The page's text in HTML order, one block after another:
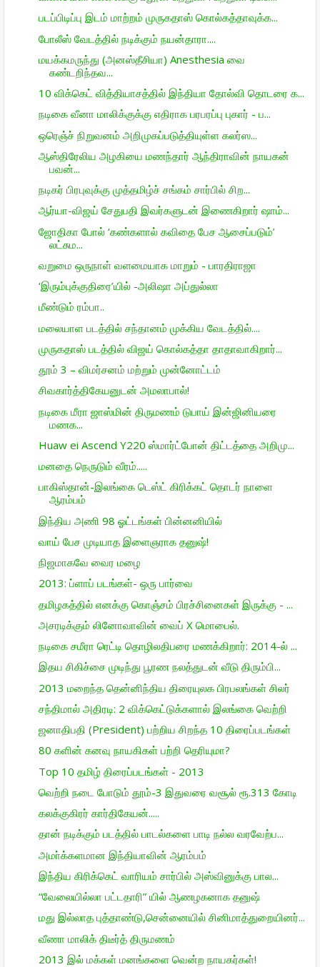
படப்பிடிப்பு இடம் மாற்றம் முருகதாஸ் கொல்கத்தாவுக்க...
போலீஸ் வேடத்தில் நடிக்கும் நயன்தாரா....
மயக்கமருந்து (அனஸ்தீசியா) Anesthesia வை
கண்டறிந்தவ...
10 விக்கெட் வித்தியாசத்தில் இந்தியா தோல்வி தொடரை க...
நடிகை வீனா மாலிக்குக்கு எதிராக பரபரப்பு புகார் - ப...
ஒரெஞ்ச் நிறு­வனம் அறி­மு­கப்­ப­டுத்­தி­யுள்ள கலர்ஸ...
ஆஸ்திரேலிய அழகியை மணந்தார் ஆந்திராவின் நாயகன்
பவன்...
நடிகர் பிரபுவுக்கு முத்தமிழ்ச் சங்கம் சார்பில் சிற...
ஆர்யா-விஜய் சேதுபதி இவர்களுடன் இணைகிறார் ஷாம்...
ஜோதிகா போல் ‘கண்களால் கவிதை பேச ஆசைப்படும்’
லட்சும...
வறுமை ஒருநாள் வளமையாக மாறும் - பாரதிராஜா
‘இரும்புக்குதிரை’யில் -அலிஷா அப்துல்லா
மீண்டும் ரம்பா..
மலையாள படத்தில் சந்தானம் முக்கிய வேடத்தில்....
முருகதாஸ் படத்தில் விஜய் கொல்கத்தா தாதாவாகிறார்...
தூம் 3 – விமர்சனம் மற்றும் முன்னோட்டம்
சிவகார்த்திகேயனுடன் அமலாபால்!
நடிகை மீரா ஜாஸ்மின் திருமணம் டுபாய் இன்ஜினியரை
மணக...
Huaw ei Ascend Y220 ஸ்மார்ட்போன் திட்­டத்தை அறி­மு...
மனதை நெருடும் வீரம்.....
பாகிஸ்தான்-இலங்கை டெஸ்ட் கிரிக்கட் தொடர் நாளை
ஆரம்பம்
இந்திய அணி 98 ஓட்டங்கள் பின்னனியில்
வாய் பேச முடியாத இளைஞராக தனுஷ்!
நிஜமாகவே வைர மழை
2013: ப்ளாப் படங்கள்- ஒரு பார்வை
தமிழகத்தில் எனக்கு கொஞ்சம் பிரச்சினைகள் இருக்கு - ...
அசரடிக்கும் லினோவாவின் வைப் X மொபைல்.
நடிகை சமீரா ரெட்டி தொழிலதிபரை மணக்கிறார்: 2014-ல் ...
இதய சிகிச்சை முடிந்து பூரண நலத்துடன் வீடு திரும்பி...
2013 மறைந்த தென்னிந்திய திரையுலக பிரபலங்கள் சிலர்
சந்திமால் அதிரடி: 2 விக்கெட்டுக்களால் இலங்கை வெற்றி
ஜனாதிபதி (President) பற்றிய சிறந்த 10 திரைப்படங்கள்
80 களின் கனவு நாயகிகள் பற்றி தெரியுமா?
Top 10 தமிழ் திரைப்படங்கள் - 2013
வெற்றி நடை போடும் தூம்-3 இதுவரை வசூல் ரூ.313 கோடி
கலக்குகிரர் கார்திகேயன்.....
தான் நடிக்கும் படத்தில் பாடல்களை பாடி நல்ல வரவேற்ப...
அமா்க்களமான இந்தியாவின் ஆரம்பம்
இந்திய கிரிக்கெட் வாரியம் சார்பில் அஸ்வினுக்கு பால...
“வேலையில்லா பட்டதாரி” யில் ஆணழகனாக தனுஷ்
மது இல்லாத புத்தாண்டு,சென்னையில் சினிமாத்துறையினர்...
வீணா மாலிக் திடீர்த் திருமணம்
2013 இல் மக்கள் மனங்களை வென்ற நாயகர்கள்!